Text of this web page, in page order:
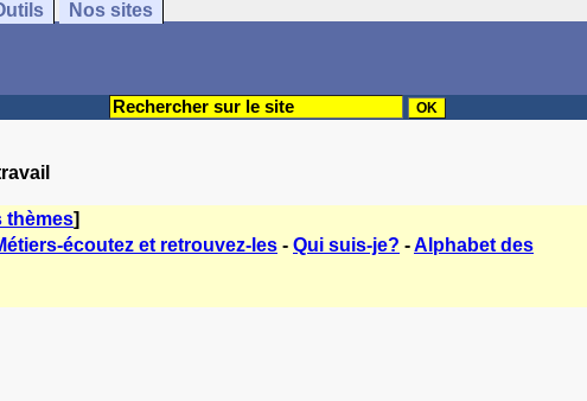
Nos sites
thèmes]
écoutez et retrouvez-les - Qui suis-je? -Alphabet des